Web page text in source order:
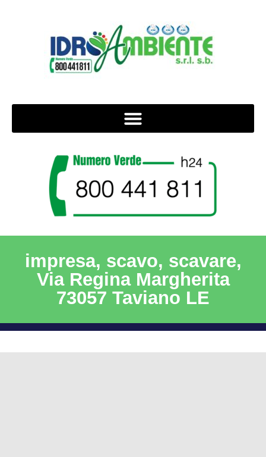
impresa, scavo, scavare,
Via Regina Margherita
73057 Taviano LE